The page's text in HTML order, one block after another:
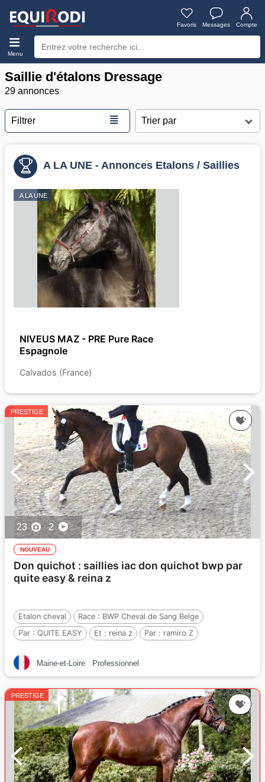
Favoris Messages Compte
Menu
Saillie d'étalons Dressage
29 annonces
Filtrer ≣
A LA UNE - Annonces Etalons / Saillies
A LA UNE
NIVEUS MAZ - PRE Pure Race
Espagnole
Calvados (France)
PRESTIGE
23 2
NOUVEAU
Don quichot : saillies iac don quichot bwp par
quite easy & reina z
Etalon cheval Race : BWP Cheval de Sang Belge
Par : QUITE EASY Et : reina z Par : ramiro Z
Maine-et-Loire Professionnel
PRESTIGE